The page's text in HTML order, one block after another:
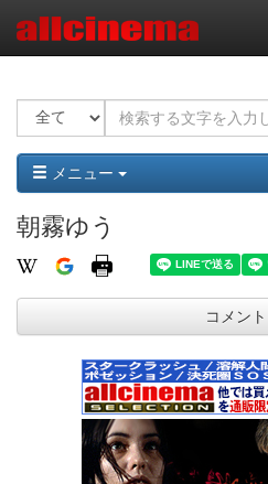
メニュー
朝霧ゆう
コメント